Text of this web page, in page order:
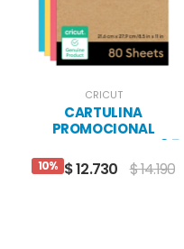
CRICUT
CARTULINA
PROMOCIONAL
MULTICOLOR CRICUT 8.5 X
11 (80)
10% $ 12.730 $ 14.190